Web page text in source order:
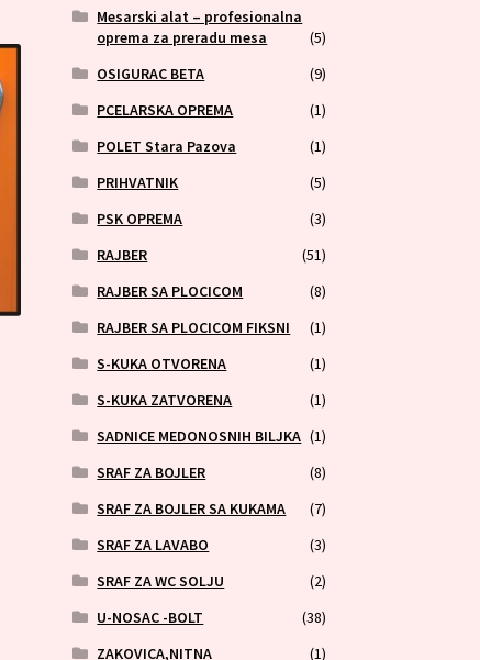
Mesarski alat – profesionalna
oprema za preradu mesa
(5)
OSIGURAC BETA
(9)
PCELARSKA OPREMA
(1)
POLET Stara Pazova
(1)
PRIHVATNIK
(5)
PSK OPREMA
(3)
RAJBER
(51)
RAJBER SA PLOCICOM
(8)
RAJBER SA PLOCICOM FIKSNI
(1)
S-KUKA OTVORENA
(1)
S-KUKA ZATVORENA
(1)
SADNICE MEDONOSNIH BILJKA (1)
SRAF ZA BOJLER
(8)
SRAF ZA BOJLER SA KUKAMA
(7)
SRAF ZA LAVABO
(3)
SRAF ZA WC SOLJU
(2)
U-NOSAC -BOLT
(38)
ZAKOVICA,NITNA
(1)